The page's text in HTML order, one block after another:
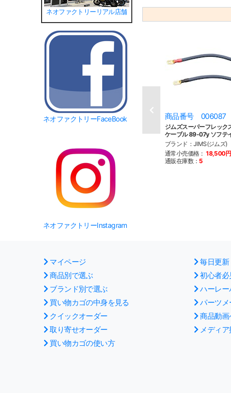
ネオファクトリーリアル店舗
ネオファクトリーFaceBook
ネオファクトリーInstagram
商品番号 006087
ジムズスーパーフレック
ケーブル 89-07y ソフテ
ブランド：JIMS(ジムズ)
通常小売価格： 18,500円
通販在庫数：5
マイページ
商品別で選ぶ
ブランド別で選ぶ
買い物カゴの中身を見る
クイックオーダー
取り寄せオーダー
買い物カゴの使い方
毎日更
初心者
ハーレ
パーツ
商品動画
メディ